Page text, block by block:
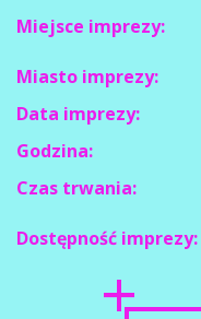
Miejsce imprezy:
Miasto imprezy:
Data imprezy:
Godzina:
Czas trwania:
Dostępność imprezy: